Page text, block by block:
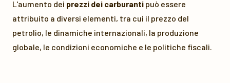
L'aumento dei prezzi dei carburanti può essere
attribuito a diversi elementi, tra cui il prezzo del
petrolio, le dinamiche internazionali, la produzione
globale, le condizioni economiche e le politiche fiscali.